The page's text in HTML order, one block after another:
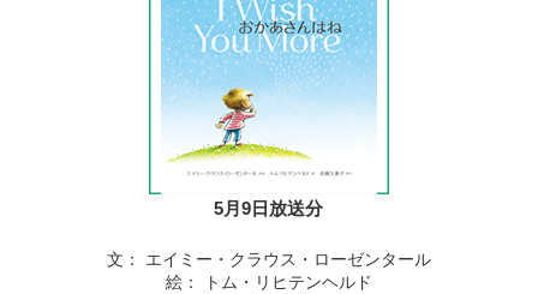
5月9日放送分
文： エイミー・クラウス・ローゼンタール
絵： トム・リヒテンヘルド